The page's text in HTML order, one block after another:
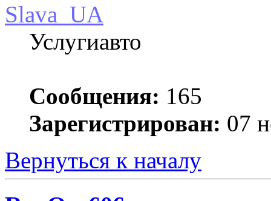
Slava_UA
Услугиавто
Сообщения: 165
Зарегистрирован: 07
Вернуться к началу